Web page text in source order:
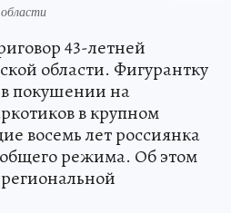
43-летней
области. Фигурантку
покушении на
в крупном
восемь лет россиянка
режима. Об этом